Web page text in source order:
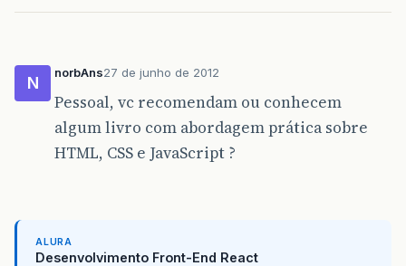
N
norbAns27 de junho de 2012
Pessoal, vc recomendam ou conhecem
algum livro com abordagem prática sobre
HTML, CSS e JavaScript ?
ALURA
Desenvolvimento Front-End React